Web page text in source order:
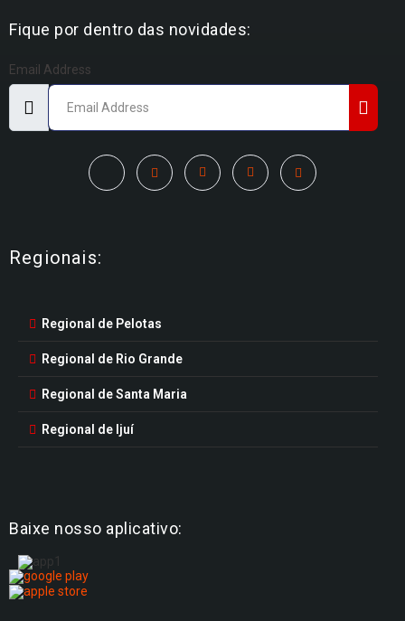
Fique por dentro das novidades:
Email Address
Regionais:
Regional de Pelotas
Regional de Rio Grande
Regional de Santa Maria
Regional de Ijuí
Baixe nosso aplicativo: